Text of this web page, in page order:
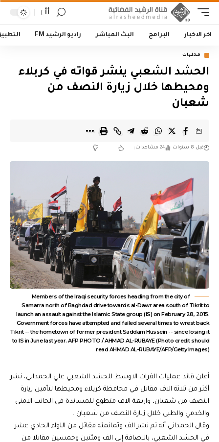
أأ
اخر الاخبار البرامج البث المباشر راديو الرشيد FM
محليات
الحشد الشعبي ينشر قواته في كربلاء
ومحيطها خلال زيارة النصف من
شعبان
قبل 8 سنوات 24 مشاهدات
Members of the Iraqi security forces heading from the city of
Samarra north of Baghdad drive towards al-Dawr area south of Tikrit to
launch an assault against the Islamic State group (IS) on February 28, 2015.
Government forces have attempted and failed several times to wrest back
Tikrit -- the hometown of former president Saddam Hussein -- since losing it
to IS in June last year. AFP PHOTO / AHMAD AL-RUBAYE (Photo credit should
read AHMAD AL-RUBAYE/AFP/Getty Images)
أعلن قائد عمليات الفرات الاوسط للحشد الشعبي علي الحمداني، نشر
أكثر من ثلاثة الاف مقاتل في محافظة كربلاء ومحيطها لتأمين زيارة
النصف من شعبان، واربعة الاف متطوع للمساندة في الجانب الامني
والخدمي والطبي خلال زيارة النصف من شعبان .
وقال الحمداني أنه تم نشر الف وثمانمئة مقاتل من اللواء الحادي عشر
في الحشد الشعبي، بالاضافة إلى الف ومئتين وخمسين مقاتلا من